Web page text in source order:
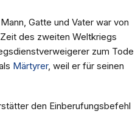
Gatte und Vater war von
des zweiten Weltkriegs
zum Tode
Märtyrer, weil er für seinen
den Einberufungsbefehl